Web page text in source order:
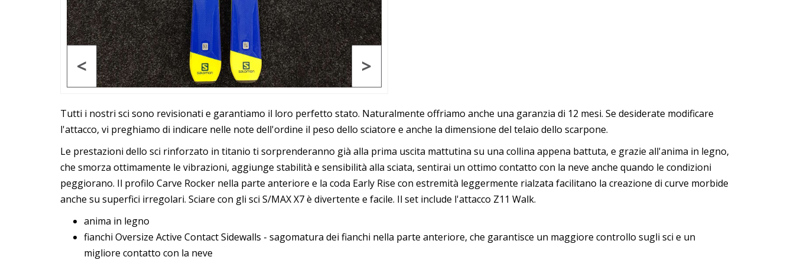
>
<
Tutti i nostri sci sono revisionati e garantiamo il loro perfetto stato. Naturalmente offriamo anche una garanzia di 12 mesi. Se desiderate modificare
l'attacco, vi preghiamo di indicare nelle note dell'ordine il peso dello sciatore e anche la dimensione del telaio dello scarpone.
Le prestazioni dello sci rinforzato in titanio ti sorprenderanno già alla prima uscita mattutina su una collina appena battuta, e grazie all'anima in legno,
che smorza ottimamente le vibrazioni, aggiunge stabilità e sensibilità alla sciata, sentirai un ottimo contatto con la neve anche quando le condizioni
peggiorano. Il profilo Carve Rocker nella parte anteriore e la coda Early Rise con estremità leggermente rialzata facilitano la creazione di curve morbide
anche su superfici irregolari. Sciare con gli sci S/MAX X7 è divertente e facile. Il set include l'attacco Z11 Walk.
anima in legno
fianchi Oversize Active Contact Sidewalls - sagomatura dei fianchi nella parte anteriore, che garantisce un maggiore controllo sugli sci e un
migliore contatto con la neve